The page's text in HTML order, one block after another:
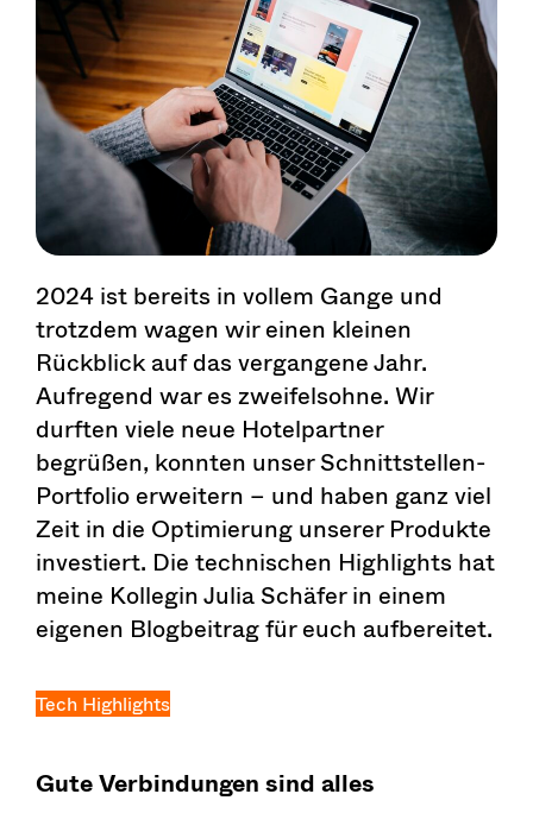
2024 ist bereits in vollem Gange und
trotzdem wagen wir einen kleinen
Rückblick auf das vergangene Jahr.
Aufregend war es zweifelsohne. Wir
durften viele neue Hotelpartner
begrüßen, konnten unser Schnittstellen-
Portfolio erweitern – und haben ganz viel
Zeit in die Optimierung unserer Produkte
investiert. Die technischen Highlights hat
meine Kollegin Julia Schäfer in einem
eigenen Blogbeitrag für euch aufbereitet.
Tech Highlights
Gute Verbindungen sind alles